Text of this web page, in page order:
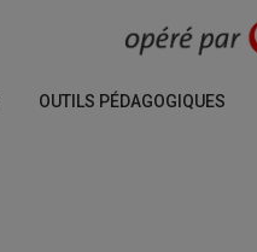
OUTILS PÉDAGOGIQUES